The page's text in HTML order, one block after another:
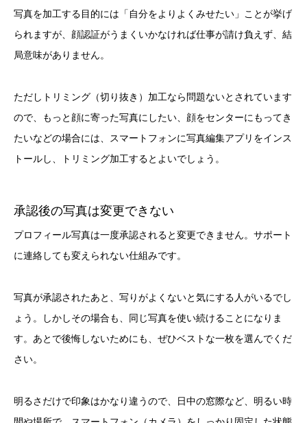
写真を加工する目的には「自分をよりよくみせたい」ことが挙げ
られますが、顔認証がうまくいかなければ仕事が請け負えず、結
局意味がありません。
ただしトリミング（切り抜き）加工なら問題ないとされています
ので、もっと顔に寄った写真にしたい、顔をセンターにもってき
たいなどの場合には、スマートフォンに写真編集アプリをインス
トールし、トリミング加工するとよいでしょう。
承認後の写真は変更できない
プロフィール写真は一度承認されると変更できません。サポート
に連絡しても変えられない仕組みです。
写真が承認されたあと、写りがよくないと気にする人がいるでし
ょう。しかしその場合も、同じ写真を使い続けることになりま
す。あとで後悔しないためにも、ぜひベストな一枚を選んでくだ
さい。
明るさだけで印象はかなり違うので、日中の窓際など、明るい時